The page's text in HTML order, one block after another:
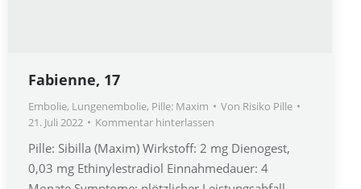
Fabienne, 17
Embolie, Lungenembolie, Pille: Maxim Von Risiko Pille
21. Juli 2022
Kommentar hinterlassen
Pille: Sibilla (Maxim) Wirkstoff: 2 mg Dienogest,
0,03 mg Ethinylestradiol Einnahmedauer: 4